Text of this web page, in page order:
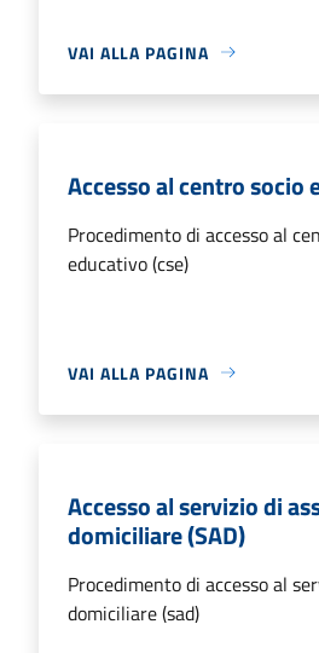
VAI ALLA PAGINA
Accesso al centro socio
Procedimento di accesso al
educativo (cse)
VAI ALLA PAGINA
Accesso al servizio di
domiciliare (SAD)
Procedimento di accesso al
domiciliare (sad)